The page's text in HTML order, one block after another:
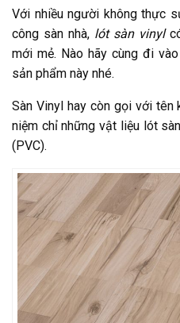
Với nhiều người không thực
công sàn nhà, lót sàn vinyl
mới mẻ. Nào hãy cùng đi
sản phẩm này nhé.
Sàn Vinylhay còn gọi với tên
niệm chỉ những vật liệu lót
(PVC).